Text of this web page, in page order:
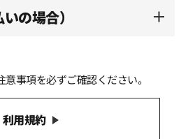
の場合）
事項を必ずご確認ください。
利用規約